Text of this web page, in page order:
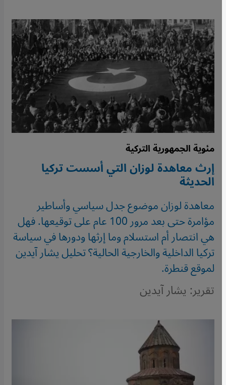
مئوية الجمهورية التركية
إرث معاهدة لوزان التي أسست تركيا
الحديثة
معاهدة لوزان موضوع جدل سياسي وأساطير
مؤامرة حتى بعد مرور 100 عام على توقيعها. فهل
هي انتصار أم استسلام وما إرثها ودورها في سياسة
تركيا الداخلية والخارجية الحالية؟ تحليل يشار آيدين
لموقع قنطرة.
تقرير: يشار آيدين